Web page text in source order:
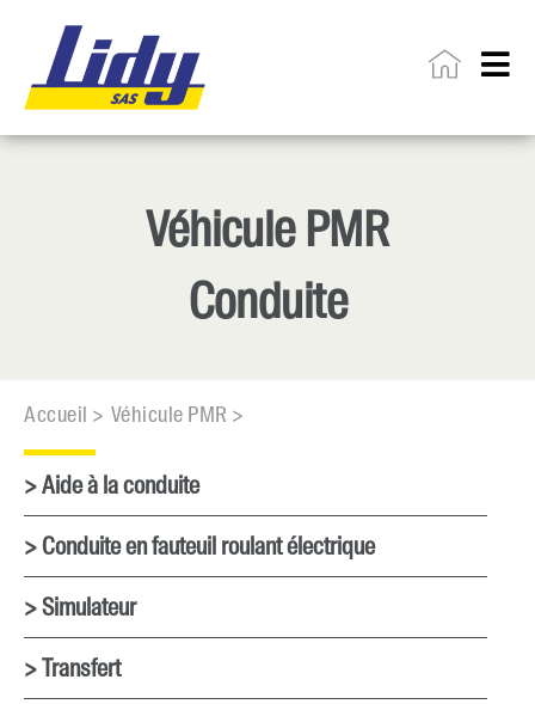
Véhicule PMR
Conduite
Accueil > Véhicule PMR >
> Aide à la conduite
> Conduite en fauteuil roulant électrique
> Simulateur
> Transfert